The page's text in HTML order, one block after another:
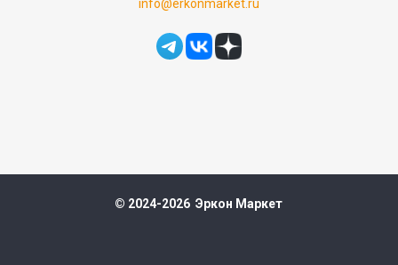
info@erkonmarket.ru
© 2024-2026 Эркон Маркет